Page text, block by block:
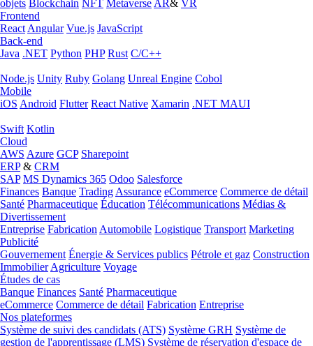
objets Blockchain NFT Metaverse AR& VR
Frontend
React Angular Vue.js JavaScript
Back-end
Java .NET Python PHP Rust C/C++
Node.js Unity Ruby Golang Unreal Engine Cobol
Mobile
iOS Android Flutter React Native Xamarin .NET MAUI
Swift Kotlin
Cloud
AWS Azure GCP Sharepoint
ERP& CRM
SAP MS Dynamics 365 Odoo Salesforce
Finances Banque Trading Assurance eCommerce Commerce de détail
Santé Pharmaceutique Éducation Télécommunications Médias &
Divertissement
Entreprise Fabrication Automobile Logistique Transport Marketing
Publicité
Gouvernement Énergie & Services publics Pétrole et gaz Construction
Immobilier Agriculture Voyage
Études de cas
Banque Finances Santé Pharmaceutique
eCommerce Commerce de détail Fabrication Entreprise
Nos plateformes
Système de suivi des candidats (ATS) Système GRH Système de
gestion de l'apprentissage (LMS) Système de réservation d'espace de